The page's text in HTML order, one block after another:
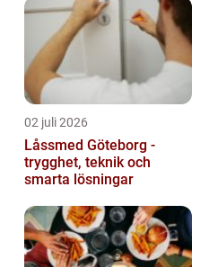
02 juli 2026
Låssmed Göteborg -
trygghet, teknik och
smarta lösningar